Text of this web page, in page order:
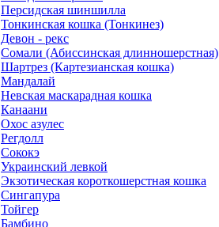
Персидская шиншилла
Тонкинская кошка (Тонкинез)
Девон - рекс
Сомали (Абиссинская длинношерстная)
Шартрез (Картезианская кошка)
Мандалай
Невская маскарадная кошка
Канаани
Охос азулес
Регдолл
Сококэ
Украинский левкой
Экзотическая короткошерстная кошка
Сингапура
Тойгер
Бамбино